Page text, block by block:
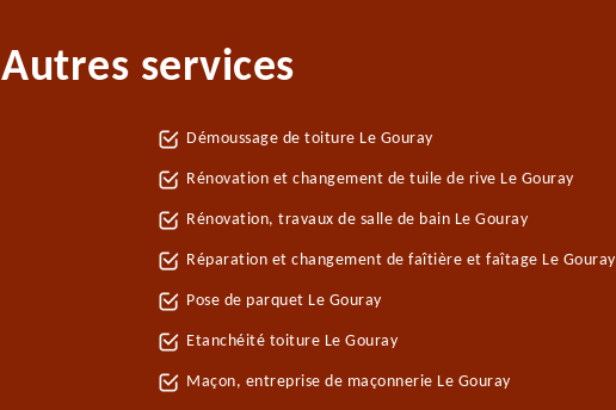
Autres services
Démoussage de toiture Le Gouray
Rénovation et changement de tuile de rive Le Gouray
Rénovation, travaux de salle de bain Le Gouray
Réparation et changement de faîtière et faîtage Le Gouray
Pose de parquet Le Gouray
Etanchéité toiture Le Gouray
Maçon, entreprise de maçonnerie Le Gouray